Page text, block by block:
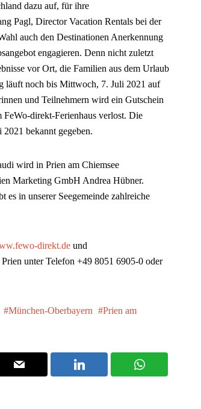
dazu auf, für ihre
Pagl, Director Vacation Rentals bei der
auch den Destinationen Anerkennung
engagieren. Denn nicht zuletzt
vor Ort, die Familien aus dem Urlaub
läuft noch bis Mittwoch, 7. Juli 2021 auf
und Teilnehmern wird ein Gutschein
direkt-Ferienhaus verlost. Die
bekannt gegeben.
wird in Prien am Chiemsee
Marketing GmbH Andrea Hübner.
in unserer Seegemeinde zahlreiche
direkt.de und
unter Telefon +49 8051 6905-0 oder
München-Oberbayern
Prien am